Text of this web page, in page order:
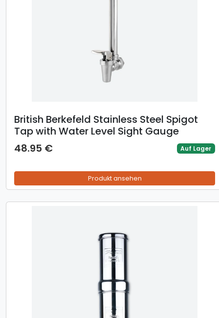
British Berkefeld Stainless Steel Spigot
Tap with Water Level Sight Gauge
48.95 €
Auf Lager
Produkt ansehen